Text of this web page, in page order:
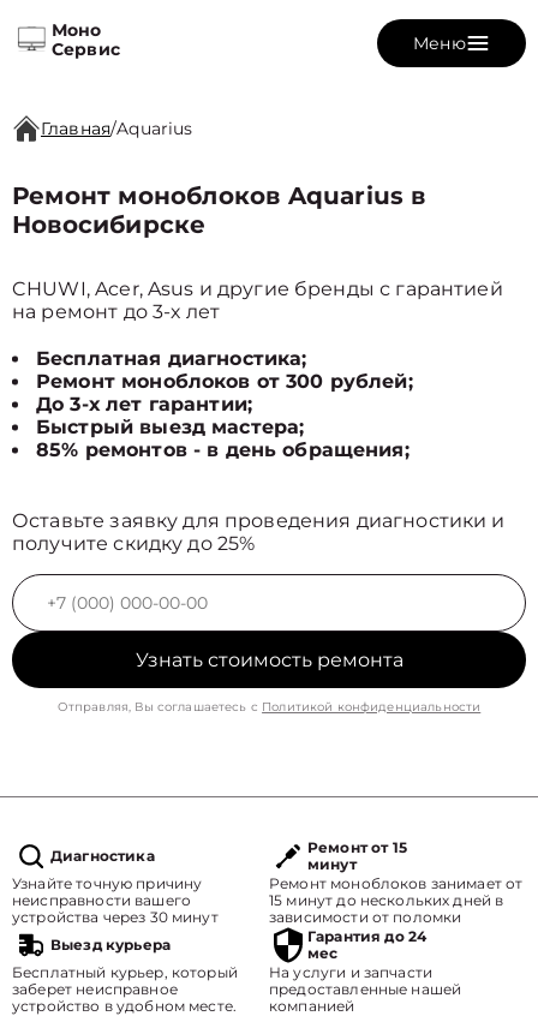
Моно
Сервис
Меню
Главная/Aquarius
Ремонт моноблоков Aquarius в
Новосибирске
CHUWI, Acer, Asus и другие бренды с гарантией
на ремонт до 3-х лет
Бесплатная диагностика;
Ремонт моноблоков от 300 рублей;
До 3-х лет гарантии;
Быстрый выезд мастера;
85% ремонтов - в день обращения;
Оставьте заявку для проведения диагностики и
получите скидку до 25%
Узнать стоимость ремонта
Отправляя, Вы соглашаетесь с Политикой конфиденциальности
Диагностика
Узнайте точную причину
неисправности вашего
устройства через 30 минут
Ремонт от 15
минут
Ремонт моноблоков занимает от
15 минут до нескольких дней в
зависимости от поломки
Выезд курьера
Бесплатный курьер, который
заберет неисправное
устройство в удобном месте.
Гарантия до 24
мес
На услуги и запчасти
предоставленные нашей
компанией